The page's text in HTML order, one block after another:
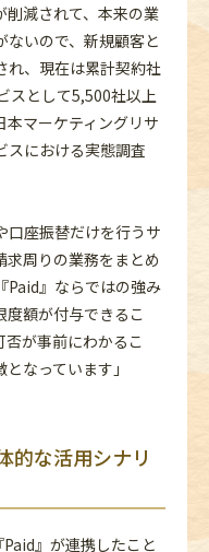
削減されて、本来の業
いので、新規顧客と
れ、現在は累計契約社
スとして5,500社以上
マーケティングリサ
スにおける実態調査
口座振替だけを行うサ
求周りの業務をまとめ
Paid』ならではの強み
度額が付与できるこ
否が事前にわかるこ
なっています」
的な活用シナリ
』が連携したこと